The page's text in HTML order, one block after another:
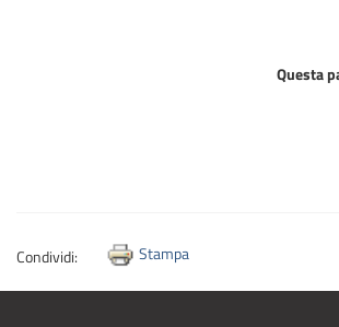
Questa
Condividi: Stampa